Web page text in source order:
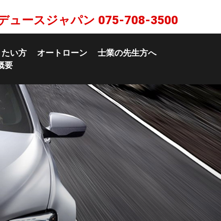
ュースジャパン 075-708-3500
い方 オートローン
士業の先生方へ
要